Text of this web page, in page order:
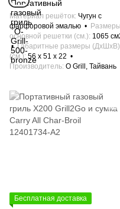
Материал решёток Чугун с
фарфоровой эмалью
Размеры
основной решетки (см.) 1065
Габаритные размеры (ДхШхВ)
(см.) 56 х 51 x 22
Производитель O Grill, Тайвань
Бесплатная доставка